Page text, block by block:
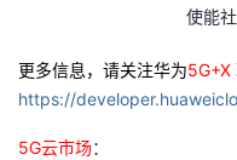
使能
更多信息，请关注华为5G+X
https://
5G云市场：